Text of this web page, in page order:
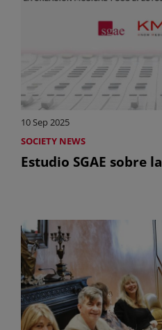
10 Sep 2025
SOCIETY NEWS
Estudio SGAE sobre